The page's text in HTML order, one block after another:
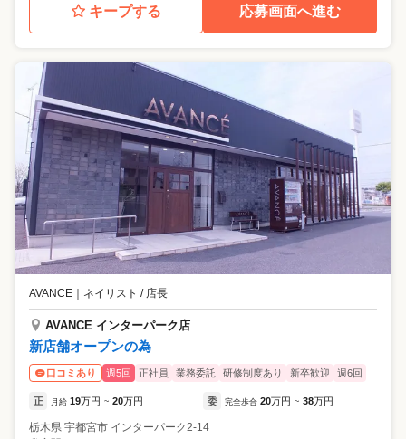
キープする 応募画面へ進む
AVANCE ネイリスト / 店長
AVANCE インターパーク店
新店舗オープンの為
口コミあり 週5回 正社員 業務委託 研修制度あり 新卒歓迎 週6回
正 月給 19万円 ~ 20万円 委 完全歩合 20万円 ~ 38万円
栃木県 宇都宮市 インターパーク2-14